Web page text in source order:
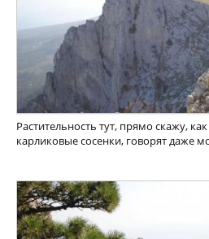
Растительность тут, прямо скажу,
карликовые сосенки, говорят даже